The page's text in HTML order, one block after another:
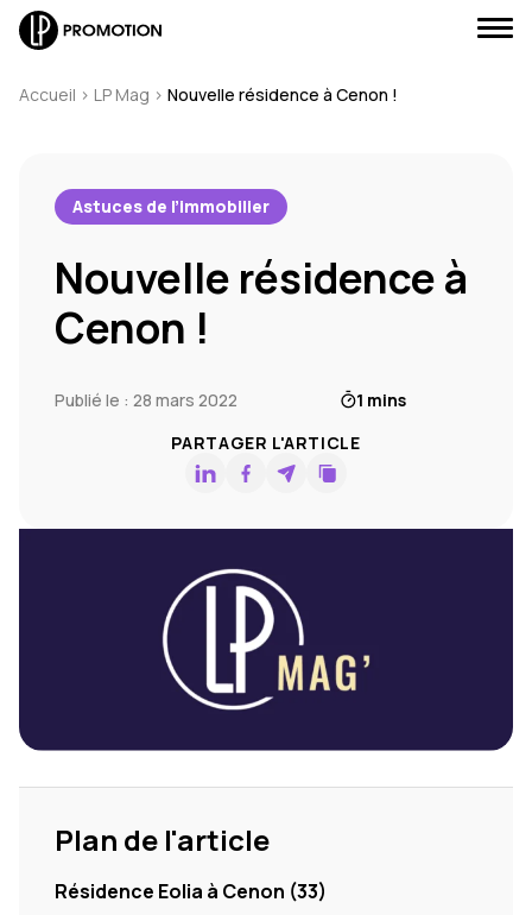
Accueil > LP Mag > Nouvelle résidence à Cenon !
Astuces de l’immobilier
Nouvelle résidence à
Cenon !
Publié le : 28 mars 2022
1 mins
PARTAGER L'ARTICLE
Plan de l'article
Résidence Eolia à Cenon (33)
J'envoie un message
J'appelle un conseiller